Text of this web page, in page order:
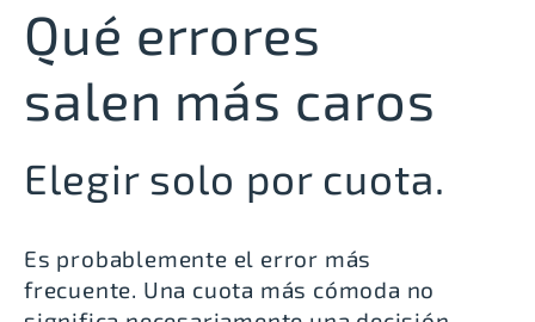
Qué errores
salen más caros
Elegir solo por cuota.
Es probablemente el error más
frecuente. Una cuota más cómoda no